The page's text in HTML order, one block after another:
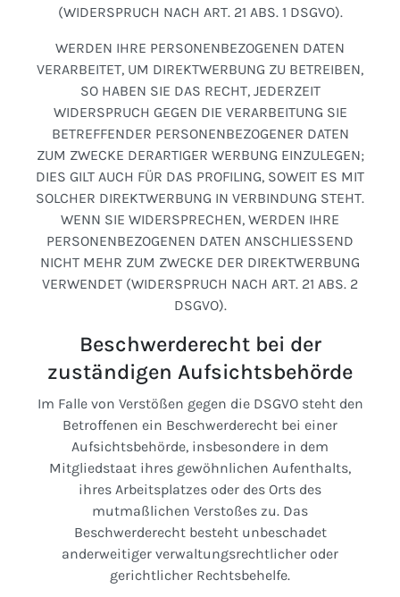
(WIDERSPRUCH NACH ART. 21 ABS. 1 DSGVO).
WERDEN IHRE PERSONENBEZOGENEN DATEN
VERARBEITET, UM DIREKTWERBUNG ZU BETREIBEN,
SO HABEN SIE DAS RECHT, JEDERZEIT
WIDERSPRUCH GEGEN DIE VERARBEITUNG SIE
BETREFFENDER PERSONENBEZOGENER DATEN
ZUM ZWECKE DERARTIGER WERBUNG EINZULEGEN;
DIES GILT AUCH FÜR DAS PROFILING, SOWEIT ES MIT
SOLCHER DIREKTWERBUNG IN VERBINDUNG STEHT.
WENN SIE WIDERSPRECHEN, WERDEN IHRE
PERSONENBEZOGENEN DATEN ANSCHLIESSEND
NICHT MEHR ZUM ZWECKE DER DIREKTWERBUNG
VERWENDET (WIDERSPRUCH NACH ART. 21 ABS. 2
DSGVO).
Beschwerde­recht bei der
zuständigen Aufsichts­behörde
Im Falle von Verstößen gegen die DSGVO steht den
Betroffenen ein Beschwerderecht bei einer
Aufsichtsbehörde, insbesondere in dem
Mitgliedstaat ihres gewöhnlichen Aufenthalts,
ihres Arbeitsplatzes oder des Orts des
mutmaßlichen Verstoßes zu. Das
Beschwerderecht besteht unbeschadet
anderweitiger verwaltungsrechtlicher oder
gerichtlicher Rechtsbehelfe.